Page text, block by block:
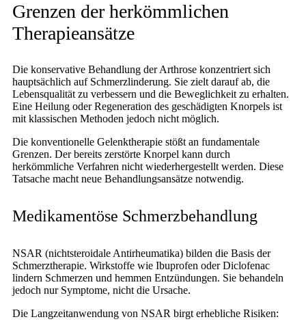
Grenzen der herkömmlichen
Therapieansätze
Die konservative Behandlung der Arthrose konzentriert sich
hauptsächlich auf Schmerzlinderung. Sie zielt darauf ab, die
Lebensqualität zu verbessern und die Beweglichkeit zu erhalten.
Eine Heilung oder Regeneration des geschädigten Knorpels ist
mit klassischen Methoden jedoch nicht möglich.
Die konventionelle Gelenktherapie stößt an fundamentale
Grenzen. Der bereits zerstörte Knorpel kann durch
herkömmliche Verfahren nicht wiederhergestellt werden. Diese
Tatsache macht neue Behandlungsansätze notwendig.
Medikamentöse Schmerzbehandlung
NSAR (nichtsteroidale Antirheumatika) bilden die Basis der
Schmerztherapie. Wirkstoffe wie Ibuprofen oder Diclofenac
lindern Schmerzen und hemmen Entzündungen. Sie behandeln
jedoch nur Symptome, nicht die Ursache.
Die Langzeitanwendung von NSAR birgt erhebliche Risiken: